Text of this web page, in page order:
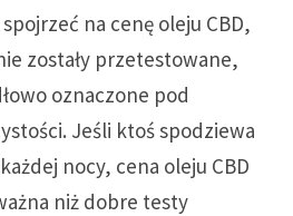
na cenę oleju CBD,
zostały przetestowane,
oznaczone pod
Jeśli ktoś spodziewa
nocy, cena oleju CBD
niż dobre testy